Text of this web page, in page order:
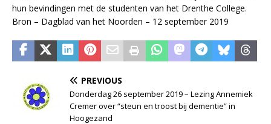
hun bevindingen met de studenten van het Drenthe College.
Bron – Dagblad van het Noorden – 12 september 2019
PREVIOUS
Donderdag 26 september 2019 – Lezing Annemiek
Cremer over “steun en troost bij dementie” in
Hoogezand